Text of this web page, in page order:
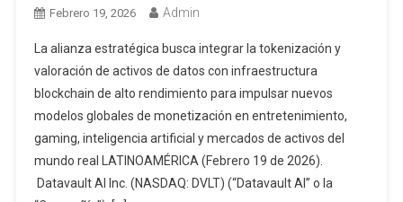
Febrero 19, 2026 Admin
La alianza estratégica busca integrar la tokenización y
valoración de activos de datos con infraestructura
blockchain de alto rendimiento para impulsar nuevos
modelos globales de monetización en entretenimiento,
gaming, inteligencia artificial y mercados de activos del
mundo real LATINOAMÉRICA (Febrero 19 de 2026).
Datavault AI Inc. (NASDAQ: DVLT) (“Datavault AI” o la